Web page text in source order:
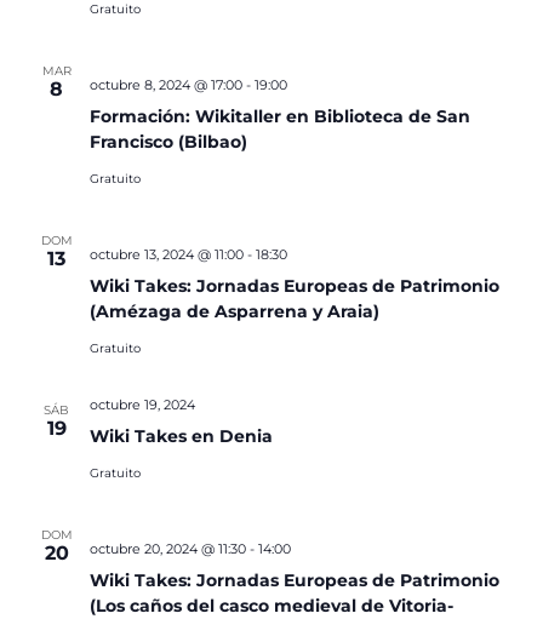
Gratuito
MAR
8
Formación: Wikitaller en Biblioteca de San
Francisco (Bilbao)
octubre 8, 2024 @ 17:00- 19:00
Gratuito
DOM
13
Wiki Takes: Jornadas Europeas de Patrimonio
(Amézaga de Asparrena y Araia)
octubre 13, 2024 @ 11:00- 18:30
Gratuito
SÁB
19 Wiki Takes en Denia
octubre 19, 2024
Gratuito
DOM
20
Wiki Takes: Jornadas Europeas de Patrimonio
(Los caños del casco medieval de Vitoria-
octubre 20, 2024 @ 11:30- 14:00